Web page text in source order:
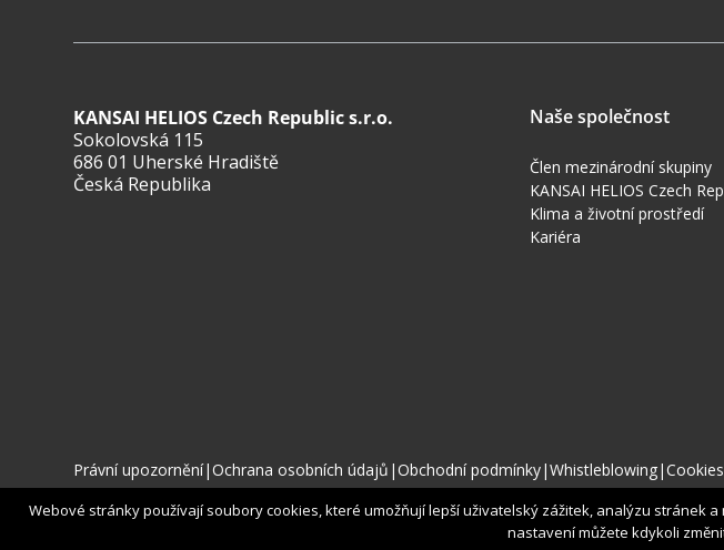
KANSAI HELIOS Czech Republic s.r.o.
Sokolovská 115
686 01 Uherské Hradiště
Česká Republika
Naše společnost
Člen mezinárodní skupiny
KANSAI HELIOS Czech
Klima a životní prostředí
Kariéra
Právní upozornění|Ochrana osobních údajů |Obchodní podmínky|Whistleblowing|Cookies
Webové stránky používají soubory cookies, které umožňují lepší uživatelský zážitek, analýzu stránek
nastavení můžete kdykoli